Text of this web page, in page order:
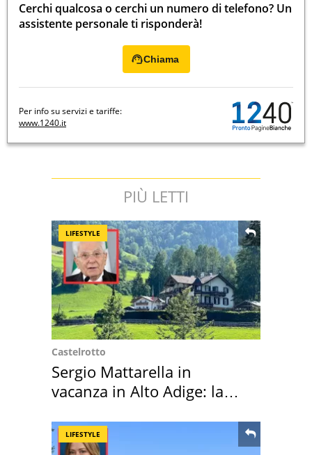
Cerchi qualcosa o cerchi un numero di telefono? Un
assistente personale ti risponderà!
Chiama
Per info su servizi e tariffe:
www.1240.it
PIÙ LETTI
LIFESTYLE
Castelrotto
Sergio Mattarella in
vacanza in Alto Adige: la
LIFESTYLE